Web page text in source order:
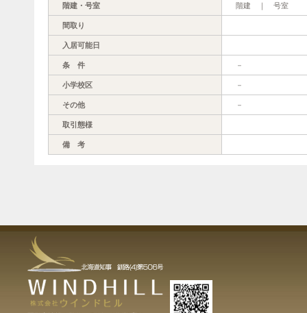
階建・号室 階建 ｜ 号室
間取り
入居可能日
条 件 －
小学校区 －
その他 －
取引態様
備 考